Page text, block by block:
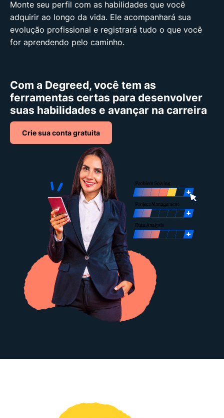
Monte seu perfil com as habilidades que você
adquirir ao longo da vida. Ele acompanhará sua
evolução profissional e registrará tudo o que você
for aprendendo pelo caminho.
Com a Degreed, você tem as
ferramentas certas para desenvolver
suas habilidades e avançar na carreira
Crie sua conta gratuita